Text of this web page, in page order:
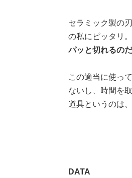
セラミック製の
の私にピッタリ
パッと切れるのだ
この適当に使っ
ないし、時間を
道具というのは
DATA